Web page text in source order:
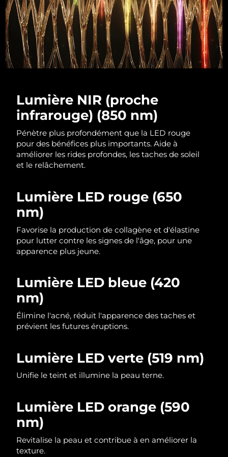
Lumière NIR (proche
infrarouge) (850 nm)
Pénètre plus profondément que la LED rouge
pour des bénéfices plus importants. Aide à
améliorer les rides profondes, les taches de soleil
et le relâchement.
Lumière LED rouge (650
nm)
Favorise la production de collagène et d'élastine
pour lutter contre les signes de l'âge, pour une
apparence plus jeune.
Lumière LED bleue (420
nm)
Élimine l'acné, réduit l'apparence des taches et
prévient les futures éruptions.
Lumière LED verte (519 nm)
Unifie le teint et illumine la peau terne.
Lumière LED orange (590
nm)
Revitalise la peau et contribue à en améliorer la
texture.
R.A.S. chinoise de
Macao
Livraison estimée8/12/26
Malaisie Livraison estimée8/13/26
Mexique Livraison estimée
Monaco Livraison estimée8/11/26
Pays-Bas Livraison estimée8/10/26
Norvège Livraison estimée
Oman Livraison estimée 8/13/26
Philippines
Portugal
Porto Rico
La Réunion
Russie Livraison estimée
Arabie saoudite Livraison estimée 8/11/26